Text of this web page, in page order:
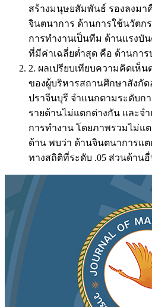
สร้างมนุษยสัมพันธ์ รองลงม
จินตนาการ ด้านการใช้นวัตก
การทำงานเป็นทีม ด้านแรงบั
ที่มีค่าเฉลี่ยต่ำสุด คือ ด้านการ
2. ผลเปรียบเทียบความคิดเห็
ของผู้บริหารสถานศึกษาสังกั
ปราจีนบุรี จำแนกตามระดับก
รายด้านไม่แตกต่างกัน และจ
การทำงาน โดยภาพรวมไม่แ
ด้าน พบว่า ด้านจินตนาการแ
ทางสถิติที่ระดับ .05 ส่วนด้าน